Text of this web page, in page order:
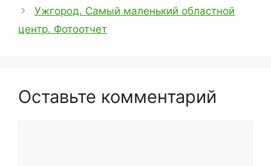
Ужгород. Самый маленький областной
центр. Фотоотчет
Оставьте комментарий